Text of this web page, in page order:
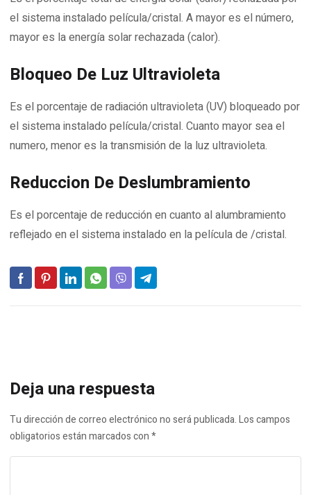
el sistema instalado película/cristal. A mayor es el número,
mayor es la energía solar rechazada (calor).
Bloqueo De Luz Ultravioleta
Es el porcentaje de radiación ultravioleta (UV) bloqueado por
el sistema instalado película/cristal. Cuanto mayor sea el
numero, menor es la transmisión de la luz ultravioleta.
Reduccion De Deslumbramiento
Es el porcentaje de reducción en cuanto al alumbramiento
reflejado en el sistema instalado en la película de /cristal.
Deja una respuesta
Tu dirección de correo electrónico no será publicada.Los campos
obligatorios están marcados con*